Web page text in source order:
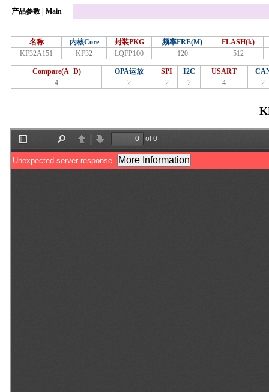
产品参数 | Main
名称 内核Core 封装PKG 频率FRE(M)
FLASH(k)
KF32A151
KF32 LQFP100 120 512
Compare(A+D) OPA运放 SPI I2C USART
4
2 2 2 4 2